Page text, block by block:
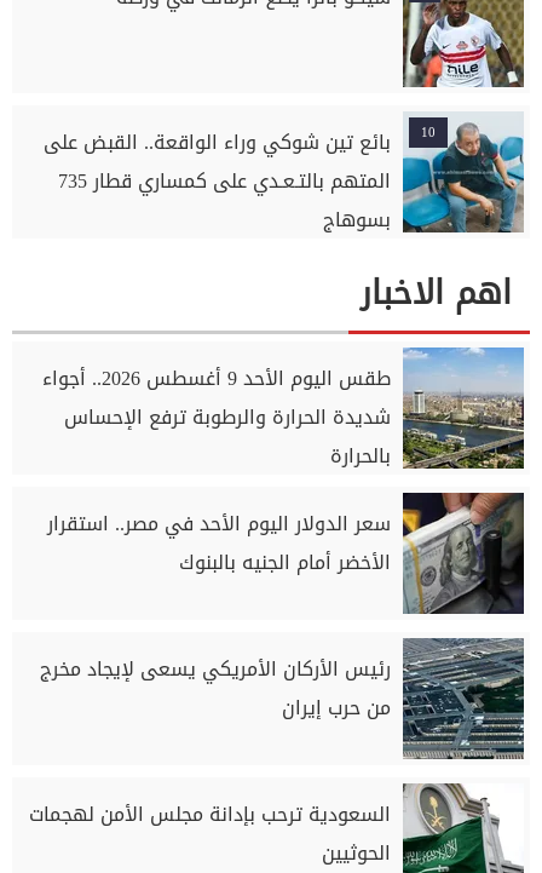
10
بائع تين شوكي وراء الواقعة.. القبض على
المتهم بالتـعـدي على كمساري قطار 735
بسوهاج
اهم الاخبار
طقس اليوم الأحد 9 أغسطس 2026.. أجواء
شديدة الحرارة والرطوبة ترفع الإحساس
بالحرارة
سعر الدولار اليوم الأحد في مصر.. استقرار
الأخضر أمام الجنيه بالبنوك
رئيس الأركان الأمريكي يسعى لإيجاد مخرج
من حرب إيران
السعودية ترحب بإدانة مجلس الأمن لهجمات
الحوثيين